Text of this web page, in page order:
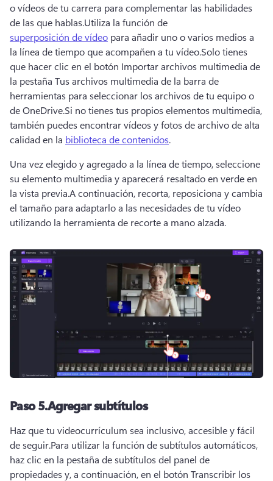
o vídeos de tu carrera para complementar las habilidades
de las que hablas.Utiliza la función de
superposición de vídeo para añadir uno o varios medios a
la línea de tiempo que acompañen a tu vídeo.Solo tienes
que hacer clic en el botón Importar archivos multimedia de
la pestaña Tus archivos multimedia de la barra de
herramientas para seleccionar los archivos de tu equipo o
de OneDrive.Si no tienes tus propios elementos multimedia,
también puedes encontrar vídeos y fotos de archivo de alta
calidad en la biblioteca de contenidos.
Una vez elegido y agregado a la línea de tiempo, seleccione
su elemento multimedia y aparecerá resaltado en verde en
la vista previa.A continuación, recorta, reposiciona y cambia
el tamaño para adaptarlo a las necesidades de tu vídeo
utilizando la herramienta de recorte a mano alzada.
Paso 5.Agregar subtítulos
Haz que tu videocurrículum sea inclusivo, accesible y fácil
de seguir.Para utilizar la función de subtítulos automáticos,
haz clic en la pestaña de subtítulos del panel de
propiedades y, a continuación, en el botón Transcribir los